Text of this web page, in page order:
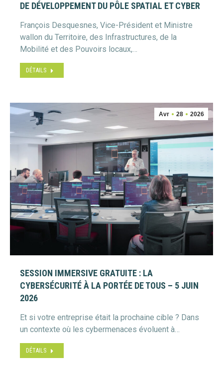
DE DÉVELOPPEMENT DU PÔLE SPATIAL ET CYBER
François Desquesnes, Vice-Président et Ministre
wallon du Territoire, des Infrastructures, de la
Mobilité et des Pouvoirs locaux,…
DÉTAILS
Avr 28 2026
SESSION IMMERSIVE GRATUITE : LA
CYBERSÉCURITÉ À LA PORTÉE DE TOUS – 5 JUIN
2026
Et si votre entreprise était la prochaine cible ? Dans
un contexte où les cybermenaces évoluent à…
DÉTAILS